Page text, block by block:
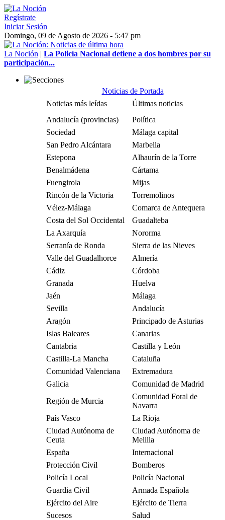
Regístrate
Iniciar Sesión
Domingo, 09 de Agosto de 2026 - 5:47 pm
La Noción | La Policía Nacional detiene a dos hombres por su
participación...
Noticias de Portada
Noticias más leídas
Últimas noticias
Andalucía (provincias)
Política
Sociedad
Málaga capital
San Pedro Alcántara
Marbella
Estepona
Alhaurín de la Torre
Benalmádena
Cártama
Fuengirola
Mijas
Rincón de la Victoria
Torremolinos
Vélez-Málaga
Comarca de Antequera
Costa del Sol Occidental
Guadalteba
La Axarquía
Nororma
Serranía de Ronda
Sierra de las Nieves
Valle del Guadalhorce
Almería
Cádiz
Córdoba
Granada
Huelva
Jaén
Málaga
Sevilla
Andalucía
Aragón
Principado de Asturias
Islas Baleares
Canarias
Cantabria
Castilla y León
Castilla-La Mancha
Cataluña
Comunidad Valenciana
Extremadura
Galicia
Comunidad de Madrid
Región de Murcia
Comunidad Foral de
Navarra
País Vasco
La Rioja
Ciudad Autónoma de
Ceuta
Ciudad Autónoma de
Melilla
España
Internacional
Protección Civil
Bomberos
Policía Local
Policía Nacional
Guardia Civil
Armada Española
Ejército del Aire
Ejército de Tierra
Sucesos
Salud